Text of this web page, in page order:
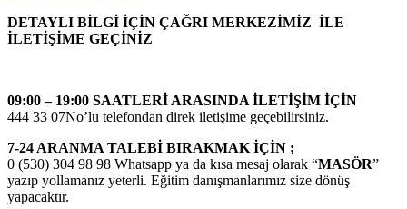
DETAYLI BİLGİ İÇİN ÇAĞRI MERKEZİMİZ İLE
İLETİŞİME GEÇİNİZ
09:00 – 19:00 SAATLERİ ARASINDA İLETİŞİM İÇİN
444 33 07No’lu telefondan direk iletişime geçebilirsiniz.
7-24 ARANMA TALEBİ BIRAKMAK İÇİN ;
0 (530) 304 98 98 Whatsapp ya da kısa mesaj olarak “MASÖR”
yazıp yollamanız yeterli. Eğitim danışmanlarımız size dönüş
yapacaktır.